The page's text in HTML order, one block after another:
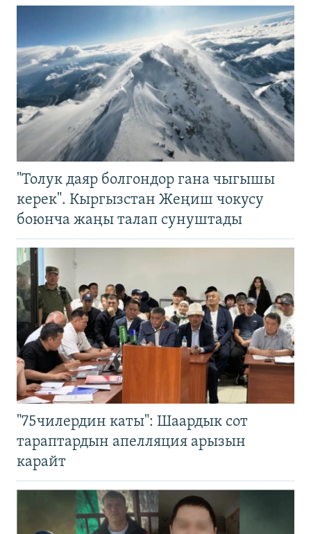
"Толук даяр болгондор гана чыгышы
керек". Кыргызстан Жеңиш чокусу
боюнча жаңы талап сунуштады
"75чилердин каты": Шаардык сот
тараптардын апелляция арызын
карайт